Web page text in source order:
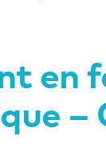
en
–